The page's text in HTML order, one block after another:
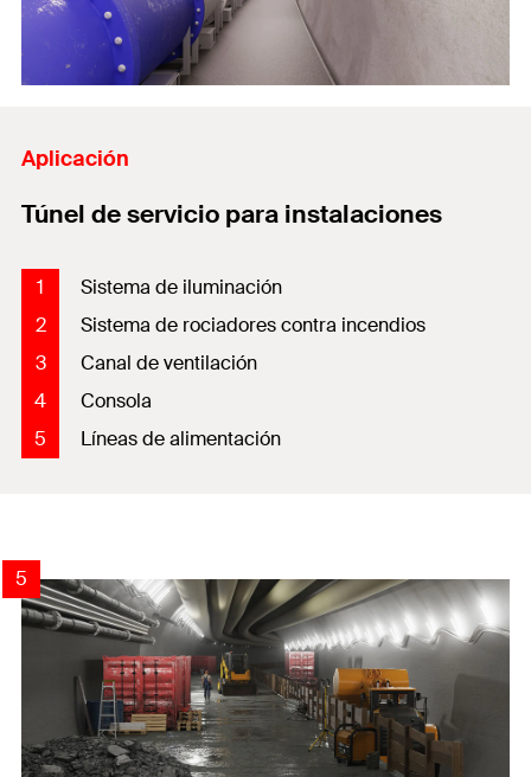
Aplicación
Túnel de servicio para instalaciones
1
Sistema de iluminación
2
Sistema de rociadores contra incendios
3
Canal de ventilación
4
Consola
5
Líneas de alimentación
1
2
3
4
5